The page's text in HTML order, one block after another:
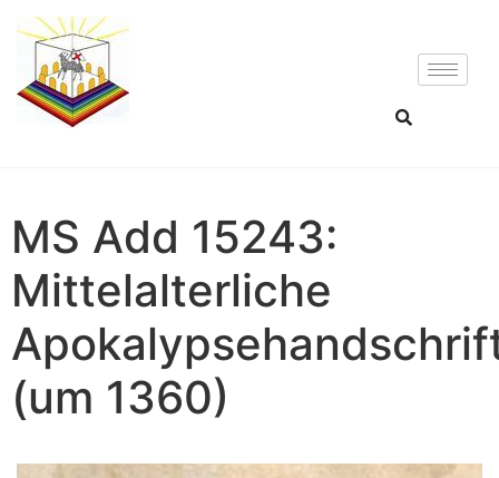
MS Add 15243:
Mittelalterliche
(um 1360)